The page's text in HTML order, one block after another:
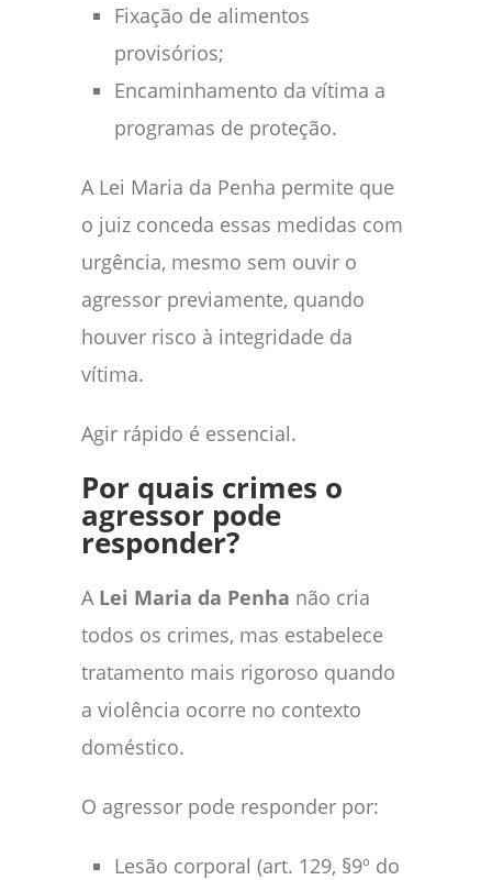
Fixação de alimentos
provisórios;
Encaminhamento da vítima a
programas de proteção.
A Lei Maria da Penha permite que
o juiz conceda essas medidas com
urgência, mesmo sem ouvir o
agressor previamente, quando
houver risco à integridade da
vítima.
Agir rápido é essencial.
Por quais crimes o
agressor pode
responder?
A Lei Maria da Penha não cria
todos os crimes, mas estabelece
tratamento mais rigoroso quando
a violência ocorre no contexto
doméstico.
O agressor pode responder por:
Lesão corporal (art. 129, §9º do